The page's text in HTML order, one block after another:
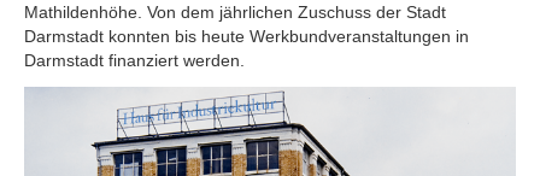
Mathildenhöhe. Von dem jährlichen Zuschuss der Stadt
Darmstadt konnten bis heute Werkbundveranstaltungen in
Darmstadt finanziert werden.